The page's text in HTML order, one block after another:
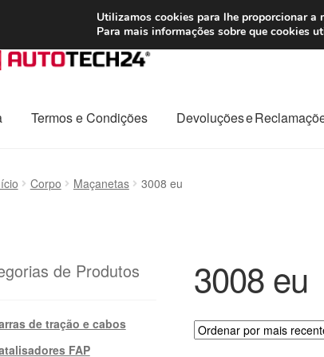
ENVIO a partir de 7 EUR
Termos e Condições Devoluções e
Corpo Maçanetas 3008 eu
3008 eu
de Produtos
de tração e cabos
FAP
Utilizamos cookies para lhe proporcionar a
Para mais informações sobre que cookies